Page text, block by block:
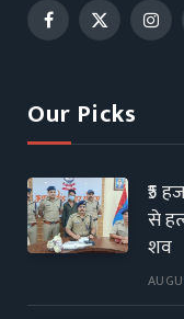
Facebook
X
Our Picks
₹5
से
शव